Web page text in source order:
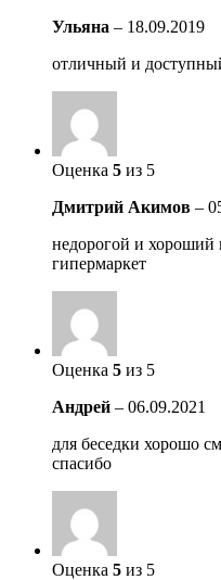
Ульяна – 18.09.2019
отличный и
Оценка 5 из 5
Дмитрий Акимов –
недорогой и хороший
гипермаркет
Оценка 5 из 5
Андрей – 06.09.2021
для беседки хорошо
спасибо
Оценка 5 из 5